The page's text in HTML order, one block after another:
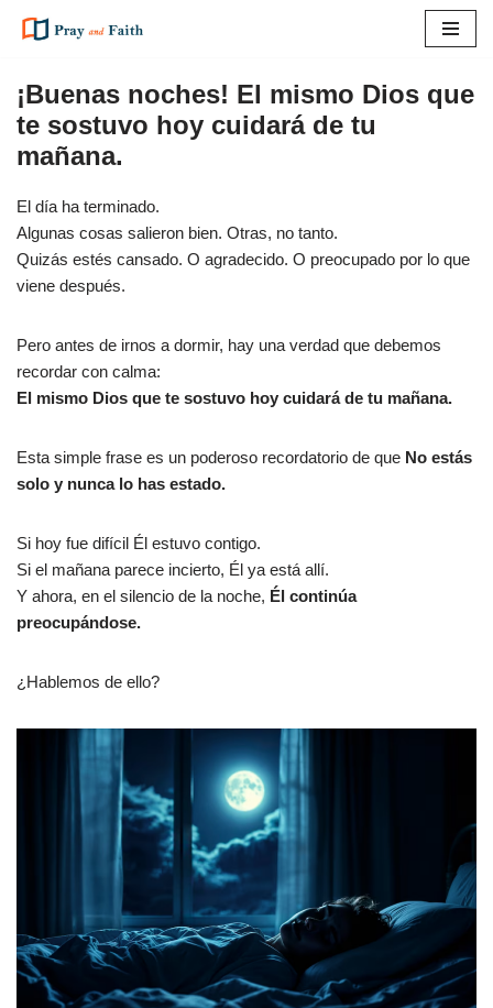
al
contenido
¡Buenas noches! El mismo Dios que
te sostuvo hoy cuidará de tu
mañana.
El día ha terminado.
Algunas cosas salieron bien. Otras, no tanto.
Quizás estés cansado. O agradecido. O preocupado por lo que
viene después.
Pero antes de irnos a dormir, hay una verdad que debemos
recordar con calma:
El mismo Dios que te sostuvo hoy cuidará de tu mañana.
Esta simple frase es un poderoso recordatorio de que No estás
solo y nunca lo has estado.
Si hoy fue difícil Él estuvo contigo.
Si el mañana parece incierto, Él ya está allí.
Y ahora, en el silencio de la noche, Él continúa
preocupándose.
¿Hablemos de ello?